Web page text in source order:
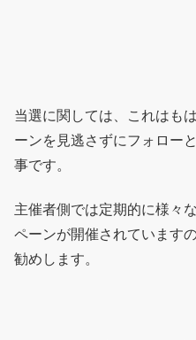
当選に関しては、これはも
ーンを見逃さずにフォロー
事です。
主催者側では定期的に様々
ペーンが開催されています
勧めします。